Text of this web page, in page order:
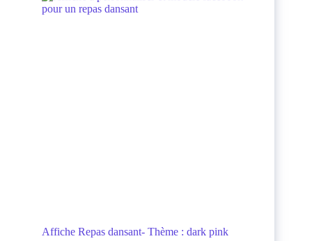
Affiche Repas dansant- Thème : dark pink